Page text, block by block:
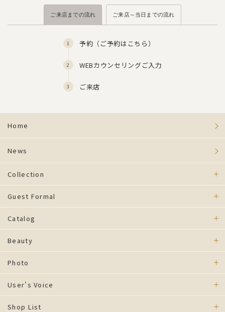
ご来店までの流れ ご来店～当日までの流れ
予約（ご予約はこちら）
WEBカウンセリングご入力
ご来店
Home
News
Collection
Guest Formal
Catalog
Beauty
Photo
User's Voice
Shop List